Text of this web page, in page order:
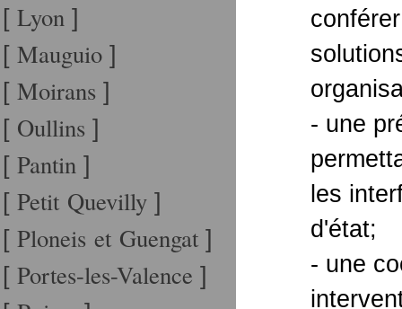
[ Lyon ]
[ Mauguio ]
[ Moirans ]
[ Oullins ]
[ Pantin ]
[ Petit Quevilly ]
[ Ploneis et Guengat ]
[ Portes-les-Valence ]
- une
les
d'état;
- une